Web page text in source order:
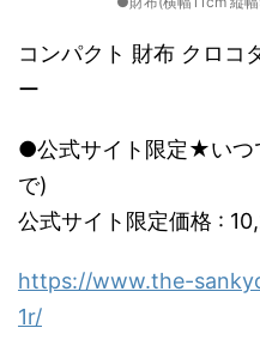
コンパクト 財布 クロコ
ー
●公式サイト限定★いつ
で)
公式サイト限定価格 :
https://www.the-
1r/